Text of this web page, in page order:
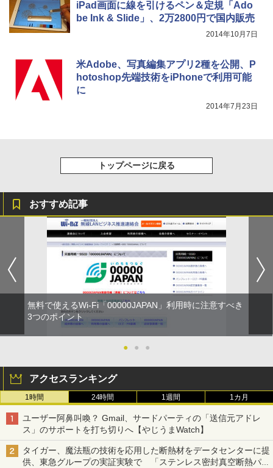
iPad画面に線を引けるペン＆定規「Ado
be Ink & Slide」、2万2800円で国内販売
2014年10月7日
米Adobe、写真編集アプリ2種を公開、P
hotoshop先端技術をiPhoneで利用可能
に
2014年7月23日
トップページに戻る
おすすめ記事
無料で使えるWi-Fi「00000JAPAN」利用時に注意すべき
3つのポイント
● ● ●
アクセスランキング
1時間 24時間 1週間 1カ月
ユーザー阿鼻叫喚？ Gmail、サードパーティの「送信元アドレ
ス」のサポートを打ち切りへ【やじうまWatch】
タイガー、魔法瓶の技術を応用した断熱材をデータセンターに提
供、東急グループの実証実験で 「ステンレス密封真空断熱パネ